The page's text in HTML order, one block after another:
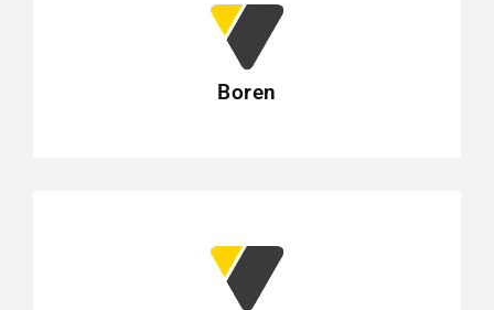
Boren